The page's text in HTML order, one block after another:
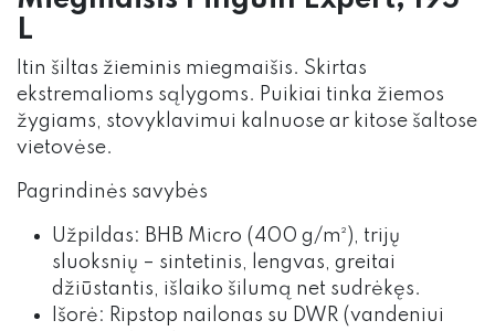
L
Itin šiltas žieminis miegmaišis. Skirtas
ekstremalioms sąlygoms. Puikiai tinka žiemos
žygiams, stovyklavimui kalnuose ar kitose šaltose
vietovėse.
Pagrindinės savybės
Užpildas: BHB Micro (400 g/m²), trijų
sluoksnių – sintetinis, lengvas, greitai
džiūstantis, išlaiko šilumą net sudrėkęs.
Išorė: Ripstop nailonas su DWR (vandeniui